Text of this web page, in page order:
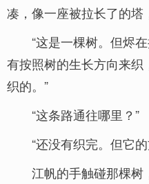
凑，像一座被拉长了的塔
“这是一棵树。但烬
有按照树的生长方向来
织的。”
“这条路通往哪里？”
“还没有织完。但它
江帆的手触碰那棵树